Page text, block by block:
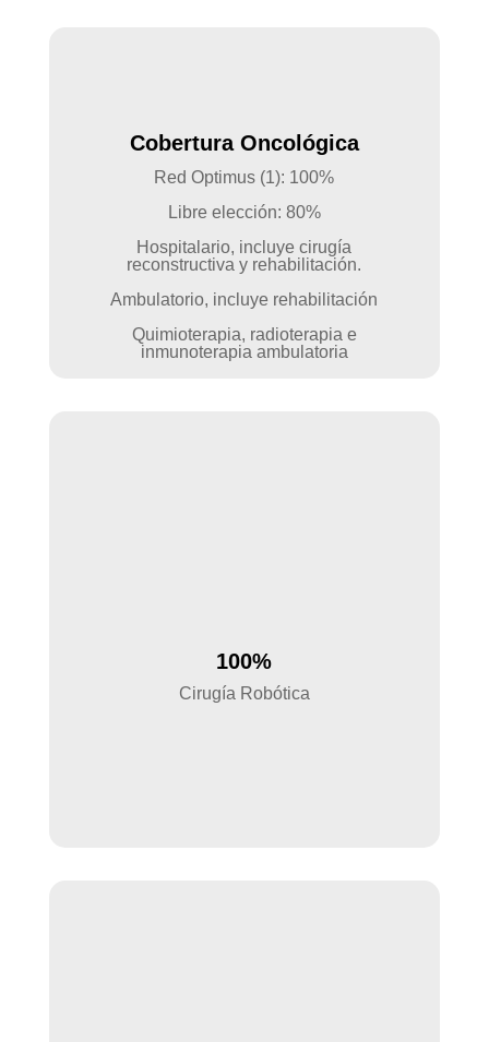
Cobertura Oncológica
Red Optimus (1): 100%
Libre elección: 80%
Hospitalario, incluye cirugía
reconstructiva y rehabilitación.
Ambulatorio, incluye rehabilitación
Quimioterapia, radioterapia e
inmunoterapia ambulatoria
100%
Cirugía Robótica